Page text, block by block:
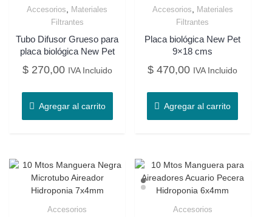
Accesorios, Materiales
Filtrantes
Tubo Difusor Grueso para
placa biológica New Pet
$270,00 IVA Incluido
Agregar al carrito
Accesorios, Materiales
Filtrantes
Placa biológica New Pet
9×18 cms
$ 470,00 IVA Incluido
Agregar al carrito
Accesorios Accesorios